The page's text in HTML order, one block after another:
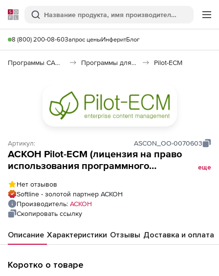
Softline
Поиск
8 (800) 200-08-60Запрос ценыИнферитБлог
Программы САПР и ГИС Программы для документооборота Pilot-ECM
Артикул: ASCON_ОО-0070603
АСКОН Pilot-ECM (лицензия на право
использования программного
подключение),
еще
Нет отзывов
Softline - золотой партнер АСКОН
Производитель: АСКОН
Скопировать ссылку
Описание Характеристики Отзывы Доставка и оплата
Коротко о товаре